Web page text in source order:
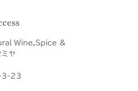
Wine,Spice &
ヤ
3-23